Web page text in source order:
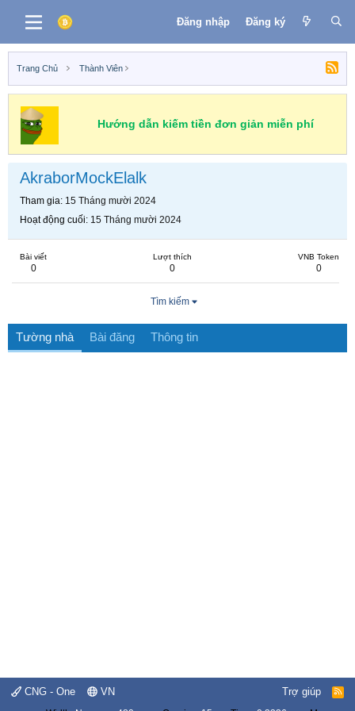
Đăng nhập Đăng ký
Trang Chủ Thành Viên
Hướng dẫn kiếm tiền đơn giản miễn phí
AkraborMockElalk
Tham gia 15 Tháng mười 2024
Hoạt động cuối 15 Tháng mười 2024
Bài viết
0
Lượt thích
0
VNB Token
0
Tìm kiếm
Tường nhà Bài đăng Thông tin
CNG - One VN Trợ giúp
R